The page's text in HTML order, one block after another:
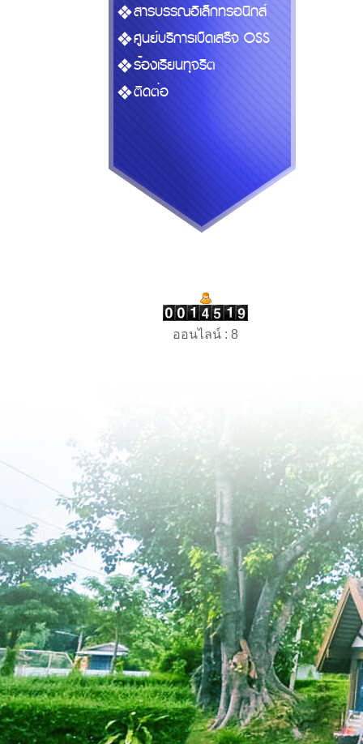
สารบรรณอิเล็กทรอนิกส์
ศูนย์บริการเบ็ดเสร็จ OSS
ร้องเรียนทุจริต
ติดต่อ
ออนไลน์ : 8